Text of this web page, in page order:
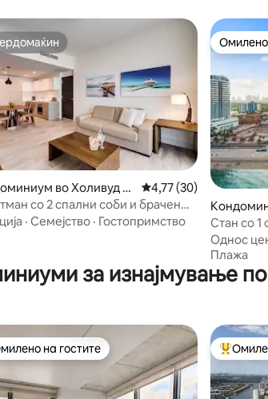
од 5, 191 рецензии
во Холивуд Б
Просечна оцена:
4,77 (30)
со 2 спални соби и брачен
(широк 180 – 200 см) | Целосна
· Семејство · Гостопримство
Омилено
Омилено
плажа
Стан со 1
Однос
Плажа
за изнајмување
најуспешните „Омилени на гостите“
на гостите Меѓу